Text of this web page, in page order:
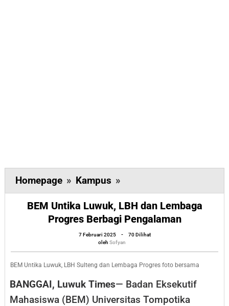
Homepage » Kampus »
Untika
Luwuk,
LBH
dan
Lembaga
Progres
Berbagi
Pengalaman
BEM Untika Luwuk, LBH dan Lembaga
Progres Berbagi Pengalaman
7 Februari 2025
oleh
Sofyan
-
70 Dilihat
oleh Sofyan
BEM Untika Luwuk, LBH Sulteng dan Lembaga Progres foto bersama
BANGGAI, Luwuk Times— Badan Eksekutif
Mahasiswa (BEM) Universitas Tompotika